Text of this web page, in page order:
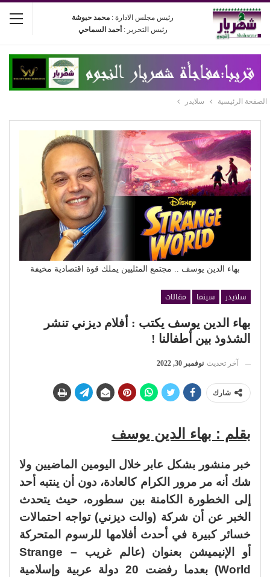
رئيس مجلس الادارة : محمد حبوشة
رئيس التحرير : أحمد السماحي
الصفحة الرئيسية سلايدر
بهاء الدين يوسف .. مجتمع المثليين يملك قوة اقتصادية مخيفة
سلايدر سينما
مقالات
بهاء الدين يوسف يكتب : أفلام ديزني تنشر
الشذوذ بين أطفالنا !
آخر تحديث نوفمبر 30, 2022
شارك
بقلم : بهاء الدين يوسف
خبر منشور بشكل عابر خلال اليومين الماضيين ولا
شك أنه مر مرور الكرام كالعادة، دون أن ينتبه أحد
إلى الخطورة الكامنة بين سطوره، حيث يتحدث
الخبر عن أن شركة (والت ديزني) تواجه احتمالات
خسائر كبيرة في أحدث أفلامها للرسوم المتحركة
أو الإنيميشن بعنوان (عالم غريب – Strange
World
) بعدما رفضت 20 دولة عربية وإسلامية